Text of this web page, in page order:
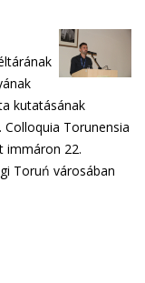
kutatásának
Torunensia
immáron 22.
Toruń városában